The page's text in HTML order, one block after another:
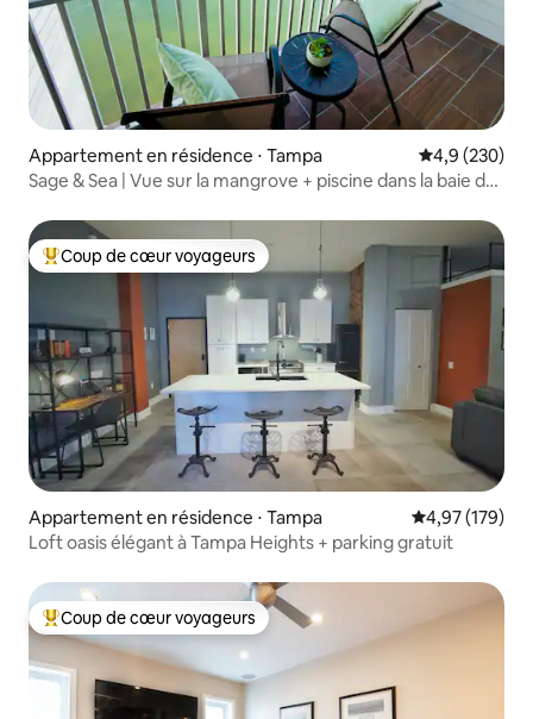
Appartement en résidence ⋅ Tampa Évaluation
4,9 (230)
Sage & Sea | Vue sur la mangrove + piscine dans la baie de
Coups de cœur voyageurs les plus appréciés
Coup de cœur voyageurs
Appartement en résidence ⋅ Tampa Évaluation
4,97 (179)
Loft oasis élégant à Tampa Heights + parking gratuit
Coups de cœur voyageurs les plus appréciés
Coup de cœur voyageurs